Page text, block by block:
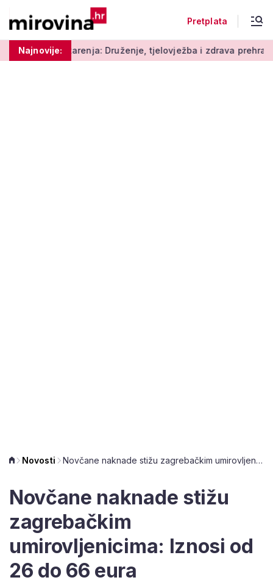
Pretplata
Najnovije:
Druženje, tjelovježba i zdrava prehrana za
Novosti Novčane naknade stižu zagrebačkim umirovljenicima: Iznosi od 26 do 66 eura
Novčane naknade stižu
zagrebačkim
umirovljenicima: Iznosi od
26 do 66 eura